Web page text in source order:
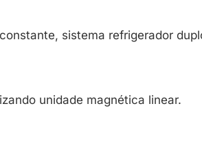
sistema refrigerador
unidade magnética linear.